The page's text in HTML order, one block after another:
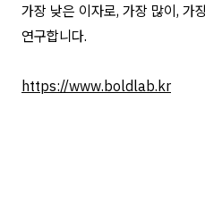
가장 낮은 이자로, 가장 많이, 가
연구합니다.
https://www.boldlab.kr